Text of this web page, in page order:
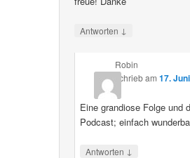
Antworten ↓
Robin
schriebam 17.
Eine grandiose Folge und
Podcast; einfach
Antworten ↓